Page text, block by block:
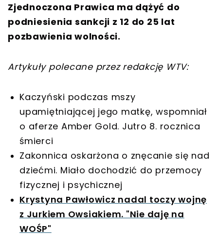
Zjednoczona Prawica ma dążyć do
podniesienia sankcji z 12 do 25 lat
pozbawienia wolności.
Artykuły polecane przez redakcję WTV:
Kaczyński podczas mszy
upamiętniającej jego matkę, wspomniał
o aferze Amber Gold. Jutro 8. rocznica
śmierci
Zakonnica oskarżona o znęcanie się nad
dziećmi. Miało dochodzić do przemocy
fizycznej i psychicznej
Krystyna Pawłowicz nadal toczy wojnę
z Jurkiem Owsiakiem. "Nie daję na
WOŚP"